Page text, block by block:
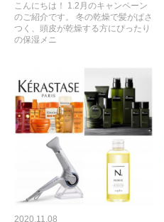
こんにちは！ 1.2月のキャンペーン
のご紹介です。 冬の乾燥で髪がぱさ
つく、頭皮が乾燥する方にぴったり
の保湿メニ
2020.11.08